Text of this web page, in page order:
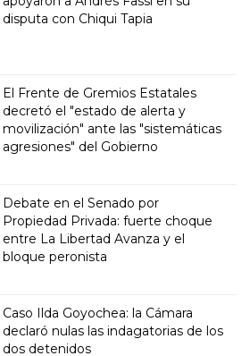
disputa con Chiqui Tapia
El Frente de Gremios Estatales
decretó el "estado de alerta y
movilización" ante las "sistemáticas
agresiones" del Gobierno
Debate en el Senado por
Propiedad Privada: fuerte choque
entre La Libertad Avanza y el
bloque peronista
Caso Ilda Goyochea: la Cámara
declaró nulas las indagatorias de los
dos detenidos